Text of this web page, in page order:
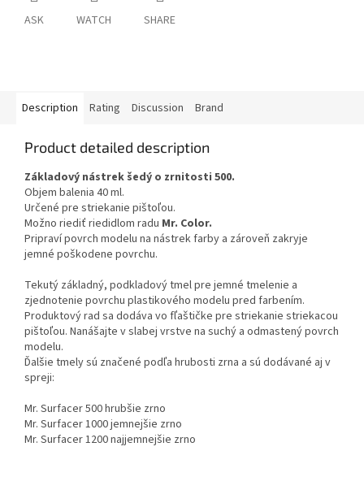
ASK WATCH SHARE
Description Rating Discussion Brand
Product detailed description
Základový nástrek šedý o zrnitosti 500.
Objem balenia 40 ml.
Určené pre striekanie pištoľou.
Možno riediť riedidlom radu Mr. Color.
Pripraví povrch modelu na nástrek farby a zároveň zakryje
jemné poškodene povrchu.
Tekutý základný, podkladový tmel pre jemné tmelenie a
zjednotenie povrchu plastikového modelu pred farbením.
Produktový rad sa dodáva vo fľaštičke pre striekanie striekacou
pištoľou. Nanášajte v slabej vrstve na suchý a odmastený povrch
modelu.
Ďalšie tmely sú značené podľa hrubosti zrna a sú dodávané aj v
spreji:
Mr. Surfacer 500 hrubšie zrno
Mr. Surfacer 1000 jemnejšie zrno
Mr. Surfacer 1200 najjemnejšie zrno